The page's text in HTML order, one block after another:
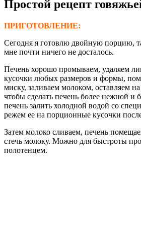
Простой рецепт
ПРИГОТОВЛЕНИЕ:
Сегодня я готовлю двойную порцию,
мне почти ничего не досталось.
Печень хорошо промываем, удаляем
кусочки любых размеров и формы,
миску, заливаем молоком, оставляем на
чтобы сделать печень более нежной и
печень залить холодной водой со
режем ее на порционные кусочки
Затем молоко сливаем, печень
стечь молоку. Можно для быстроты
полотенцем.